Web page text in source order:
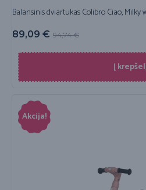
Balansinis dviartukas Colibro Ciao, Milky
94,74€
89,09 €
Į
Akcija!